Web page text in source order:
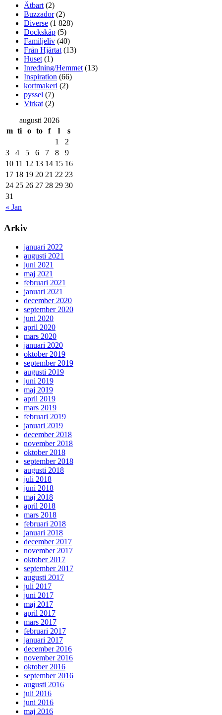
Ätbart (2)
Buzzador(2)
Diverse (1 828)
Dockskåp (5)
Familjeliv (40)
Från Hjärtat (13)
Huset (1)
Inredning/Hemmet (13)
Inspiration (66)
kortmakeri (2)
pyssel (7)
Virkat (2)
augusti 2026
m ti o to f l s
« Jan
1
2
3
4 5 6 7 8
9
10 11 12 13 14 15 16
17 18 19 20 21 22 23
24 25 26 27 28 29 30
31
Arkiv
januari 2022
augusti 2021
juni 2021
maj 2021
februari 2021
januari 2021
december 2020
september 2020
juni 2020
april 2020
mars 2020
januari 2020
oktober 2019
september 2019
augusti 2019
juni 2019
maj 2019
april 2019
mars 2019
februari 2019
januari 2019
december 2018
november 2018
oktober 2018
september 2018
augusti 2018
juli 2018
juni 2018
maj 2018
april 2018
mars 2018
februari 2018
januari 2018
december 2017
november 2017
oktober 2017
september 2017
augusti 2017
juli 2017
juni 2017
maj 2017
april 2017
mars 2017
februari 2017
januari 2017
december 2016
november 2016
oktober 2016
september 2016
augusti 2016
juli 2016
juni 2016
maj 2016